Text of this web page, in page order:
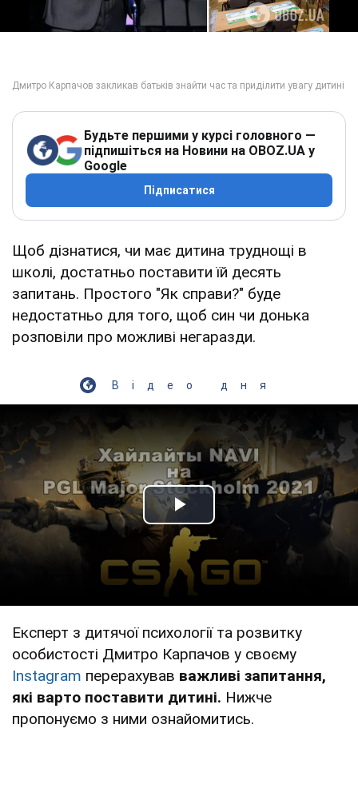
Будьте першими у курсі головного —
підпишіться на Новини на OBOZ.UA у
Google
Підписатися
Щоб дізнатися, чи має дитина труднощі в
школі, достатньо поставити їй десять
запитань. Простого "Як справи?" буде
недостатньо для того, щоб син чи донька
розповіли про можливі негаразди.
Відео дня
Play Video
Експерт з дитячої психології та розвитку
особистості Дмитро Карпачов у своєму
Instagram перерахував важливі запитання,
які варто поставити дитині. Нижче
пропонуємо з ними ознайомитись.